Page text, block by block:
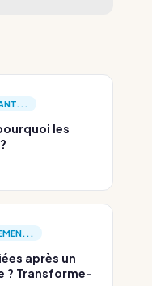
les
après un
? Transforme-